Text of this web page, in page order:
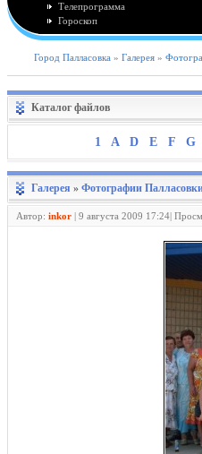
Телепрограмма
Гороскоп
Город Палласовка » Галерея »
Каталог файлов
1 A D E F G
Галерея » Фотографии
Автор: inkor | 9 августа 2009 17:24|